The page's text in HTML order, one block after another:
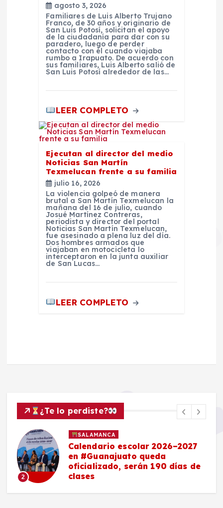
agosto 3, 2026
Familiares de Luis Alberto Trujano
Franco, de 30 años y originario de
San Luis Potosí, solicitan el apoyo
de la ciudadanía para dar con su
paradero, luego de perder
contacto con él cuando viajaba
rumbo a Irapuato. De acuerdo con
sus familiares, Luis Alberto salió de
San Luis Potosí alrededor de las…
LEER COMPLETO
Ejecutan al director del medio
Noticias San Martín
Texmelucan frente a su familia
julio 16, 2026
La violencia golpeó de manera
brutal a San Martín Texmelucan la
mañana del 16 de julio, cuando
Josué Martínez Contreras,
periodista y director del portal
Noticias San Martín Texmelucan,
fue asesinado a plena luz del día.
Dos hombres armados que
viajaban en motocicleta lo
interceptaron en la junta auxiliar
de San Lucas…
LEER COMPLETO
¿Te lo perdiste?
2
SALAMANCA
Calendario escolar 2026–2027
en #Guanajuato queda
oficializado, serán 190 días de
clases